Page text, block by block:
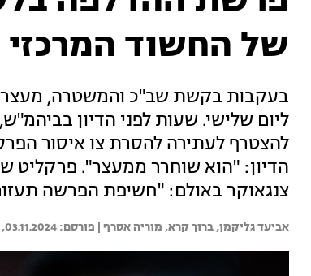
של החשוד המרכזי
בעקבות בקשת שב"כ והמשטרה,
ליום שלישי. שעות לפני הדיון
להצטרף לעתירה להסרת צו איסור
הדיון: "הוא שוחרר ממעצר". פרקליט
צנגאוקר באולם: "חשיפת הפרשה
אביעד גליקמן, ברוך קרא, מוריה אסרף | 03.11.2024